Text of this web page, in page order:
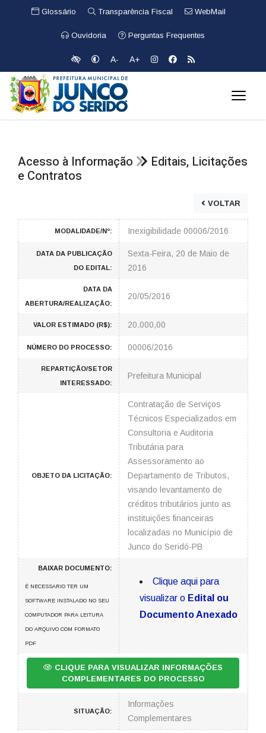
Glossário Transparência Fiscal WebMail
Ouvidoria Perguntas Frequentes
A- A+
Acesso à Informação
Editais, Licitações
e Contratos
VOLTAR
MODALIDADE/Nº: Inexigibilidade 00006/2016
DATA DA PUBLICAÇÃO
DO EDITAL:
Sexta-Feira, 20 de Maio de
2016
DATA DA
ABERTURA/REALIZAÇÃO:
20/05/2016
VALOR ESTIMADO (R$): 20.000,00
NÚMERO DO PROCESSO: 00006/2016
REPARTIÇÃO/SETOR
INTERESSADO:
Prefeitura Municipal
OBJETO DA LICITAÇÃO:
Contratação de Serviços
Técnicos Especializados em
Consultoria e Auditoria
Tributária para
Assessoramento ao
Departamento de Tributos,
visando levantamento de
créditos tributários junto as
instituições financeiras
localizadas no Município de
Junco do Seridó-PB
BAIXAR DOCUMENTO:
É NECESSARIO TER UM
SOFTWARE INSTALADO NO SEU
COMPUTADOR PARA LEITURA
DO ARQUIVO COM FORMATO
PDF
Clique aqui para
visualizar o Edital ou
Documento Anexado
CLIQUE PARA VISUALIZAR INFORMAÇÕES
COMPLEMENTARES DO PROCESSO
SITUAÇÃO:
Informações
Complementares